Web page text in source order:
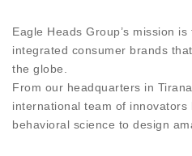
Eagle Heads Group’s mission
integrated consumer brands
the globe.
From our headquarters in
international team of innovators
behavioral science to design